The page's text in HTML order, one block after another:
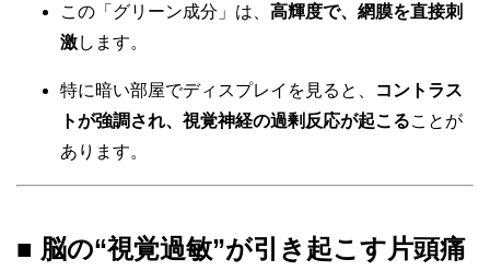
この「グリーン成分」は、 高輝度で、網膜を直接刺
激します。
特に暗い部屋でディスプレイを見ると、
コントラス
トが強調され、視覚神経の過剰反応が起こることが
あります。
■ 脳の“視覚過敏”が引き起こす片頭痛